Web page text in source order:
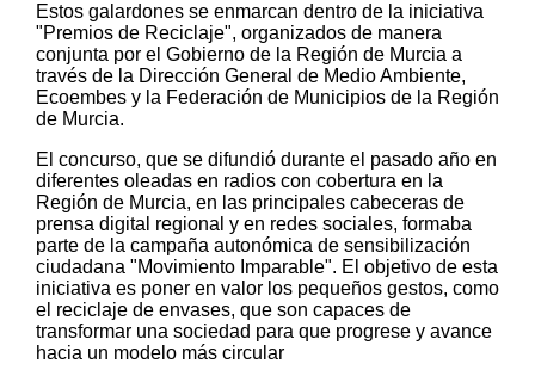
Estos galardones se enmarcan dentro de la iniciativa
"Premios de Reciclaje", organizados de manera
conjunta por el Gobierno de la Región de Murcia a
través de la Dirección General de Medio Ambiente,
Ecoembes y la Federación de Municipios de la Región
de Murcia.
El concurso, que se difundió durante el pasado año en
diferentes oleadas en radios con cobertura en la
Región de Murcia, en las principales cabeceras de
prensa digital regional y en redes sociales, formaba
parte de la campaña autonómica de sensibilización
ciudadana "Movimiento Imparable". El objetivo de esta
iniciativa es poner en valor los pequeños gestos, como
el reciclaje de envases, que son capaces de
transformar una sociedad para que progrese y avance
hacia un modelo más circular